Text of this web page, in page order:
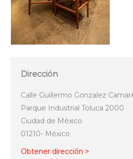
Dirección
Calle Guillermo Gonzalez
Parque Industrial Toluca 2000
Ciudad de México
01210- México
Obtener dirección >